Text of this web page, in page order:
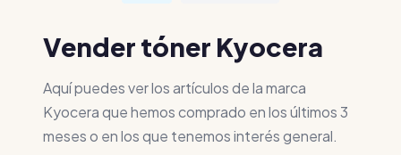
Vender tóner Kyocera
Aquí puedes ver los artículos de la marca
Kyocera que hemos comprado en los últimos 3
meses o en los que tenemos interés general.